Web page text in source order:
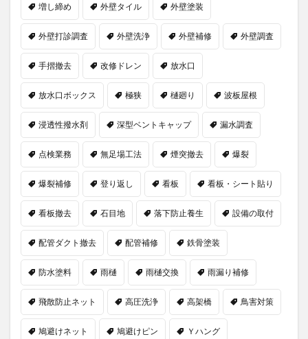
増し締め 外壁タイル 外壁塗装
外壁打診調査 外壁洗浄 外壁補修 外壁調査
手摺撤去 改修ドレン 放水口
放水口ボックス 極狭 樋廻り 波板屋根
浸透性撥水剤 深型ベントキャップ 漏水調査
点検業務 無足場工法 煙突撤去 爆裂
爆裂補修 登り返し 看板 看板・シート貼り
看板撤去 石目地 落下防止養生 設備の取付
配管ダクト撤去 配管補修 鉄骨塗装
防水塗料 雨樋 雨樋交換 雨漏り補修
飛散防止ネット 高圧洗浄 高架橋 鳥害対策
鳩避けネット 鳩避けピン Ｙハング